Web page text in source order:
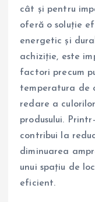
cât și pentru
oferă o soluție
energetic și
achiziție, este
factori precum
temperatura de
redare a
produsului.
contribui la
diminuarea
unui spațiu de
eficient.